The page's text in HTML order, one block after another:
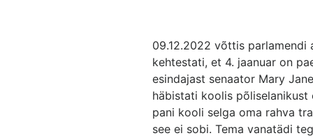
09.12.2022 võttis parlamendi
kehtestati, et 4. jaanuar on
esindajast senaator Mary
häbistati koolis põliselanikust
pani kooli selga oma rahva
see ei sobi. Tema vanatädi